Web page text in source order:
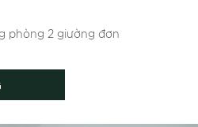
phòng 2 giường đơn